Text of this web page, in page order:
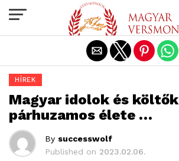
HÍREK
Magyar idolok és költők
párhuzamos élete …
By successwolf
Published on 2023.02.06.
Exit mobile version